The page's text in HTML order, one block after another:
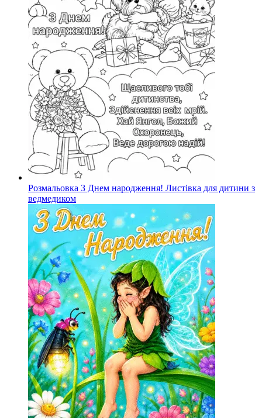
Розмальовка З Днем народження! Листівка для дитини з
ведмедиком